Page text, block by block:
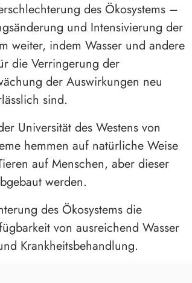
des Ökosystems –
und Intensivierung der
weiter, indem Wasser und andere
die Verringerung der
der Auswirkungen neu
sind.
Universität des Westens von
hemmen auf natürliche Weise
auf Menschen, aber dieser
werden.
des Ökosystems die
von ausreichend Wasser
Krankheitsbehandlung.